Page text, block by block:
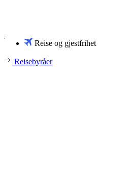
Reise og gjestfrihet
Reisebyråer